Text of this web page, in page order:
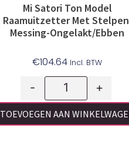
Mi Satori Ton Model
Raamuitzetter Met
Messing-Ongelakt/Ebben
€104.64 Incl. BTW
- +
TOEVOEGEN AAN